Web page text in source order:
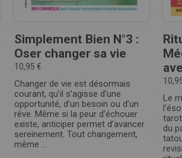
Simplement Bien N°3 :
Oser changer sa vie
10,95 €
Changer de vie est désormais
courant, qu’il s’agisse d’une
opportunité, d’un besoin ou d’un
rêve. Même si la peur d’échouer
existe, anticiper permet d’avancer
sereinement. Tout changement,
même ...
Le
du